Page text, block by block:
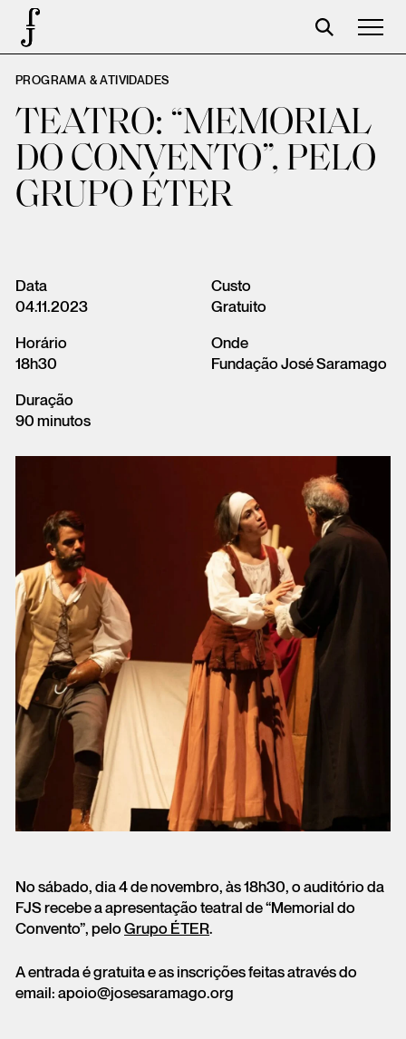
José Saramago
Programação
A Fundação
Parceiros
Loja
Carrinho
Login
PROGRAMA & ATIVIDADES
TEATRO: “MEMORIAL
DO CONVENTO”, PELO
GRUPO ÉTER
Data
04.11.2023
Horário
18h30
Duração
90 minutos
Custo
Gratuito
Onde
Fundação José Saramago
No sábado, dia 4 de novembro, às 18h30, o auditório da
FJS recebe a apresentação teatral de “Memorial do
Convento”, pelo Grupo ÉTER.
A entrada é gratuita e as inscrições feitas através do
email: apoio@josesaramago.org